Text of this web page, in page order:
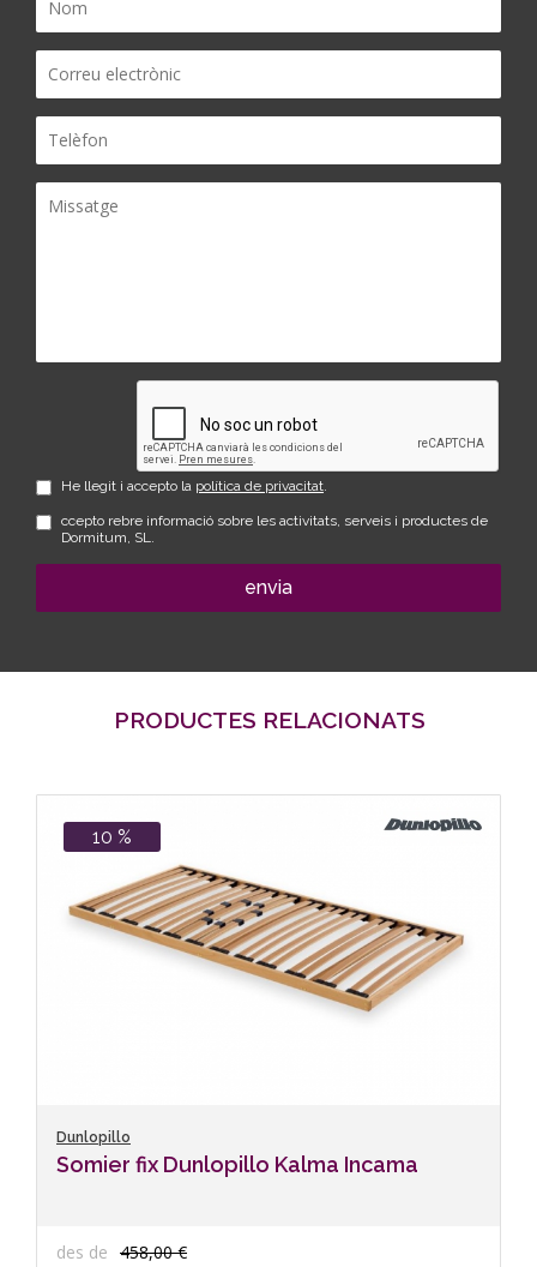
He llegit i accepto la política de privacitat
ccepto rebre informació sobre les activitats, serveis i productes de
Dormitum, SL.
envia
PRODUCTES RELACIONATS
10 %
Dunlopillo
Somier fix Dunlopillo Kalma Incama
des de 458,00 €